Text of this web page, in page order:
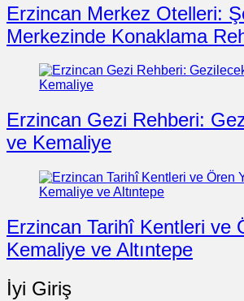
Erzincan Merkez Otelleri:
Merkezinde Konaklama
Erzincan Gezi Rehberi:
ve Kemaliye
Erzincan Tarihî Kentleri ve
Kemaliye ve Altıntepe
İyi Giriş